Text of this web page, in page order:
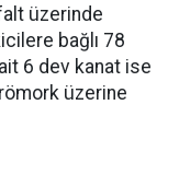
üzerinde
bağlı 78
6 dev kanat ise
üzerine